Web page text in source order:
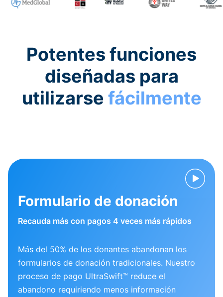
Potentes funciones
diseñadas para
utilizarse fácilmente
Formulario de donación
Recauda más con pagos 4 veces más rápidos
Más del 50% de los donantes abandonan los
formularios de donación tradicionales. Nuestro
proceso de pago UltraSwift™ reduce el
abandono requiriendo menos información